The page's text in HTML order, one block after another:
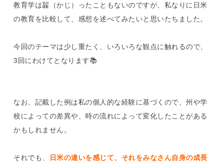
教育学は齧（かじ）ったこともないのですが、私なりに日米
の教育を比較して、感想を述べてみたいと思いたちました。
今回のテーマは少し重たく、いろいろな観点に触れるので、
3回にわけてとなります📚
なお、記載した例は私の個人的な経験に基づくので、州や学
校によっての差異や、時の流れによって変化したことがある
かもしれません。
それでも、
日米の違いを感じて、それをみなさん自身の成長